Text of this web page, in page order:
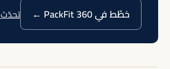
خطّط في PackFit 360 ← تحدّث